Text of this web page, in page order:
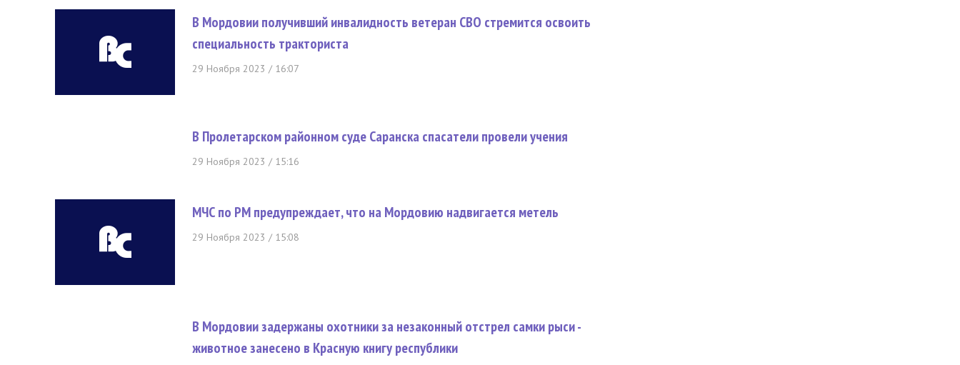
В Мордовии получивший инвалидность ветеран СВО стремится освоить
специальность тракториста
29 Ноября 2023 / 16:07
В Пролетарском районном суде Саранска спасатели провели учения
29 Ноября 2023 / 15:16
МЧС по РМ предупреждает, что на Мордовию надвигается метель
29 Ноября 2023 / 15:08
В Мордовии задержаны охотники за незаконный отстрел самки рыси -
животное занесено в Красную книгу республики